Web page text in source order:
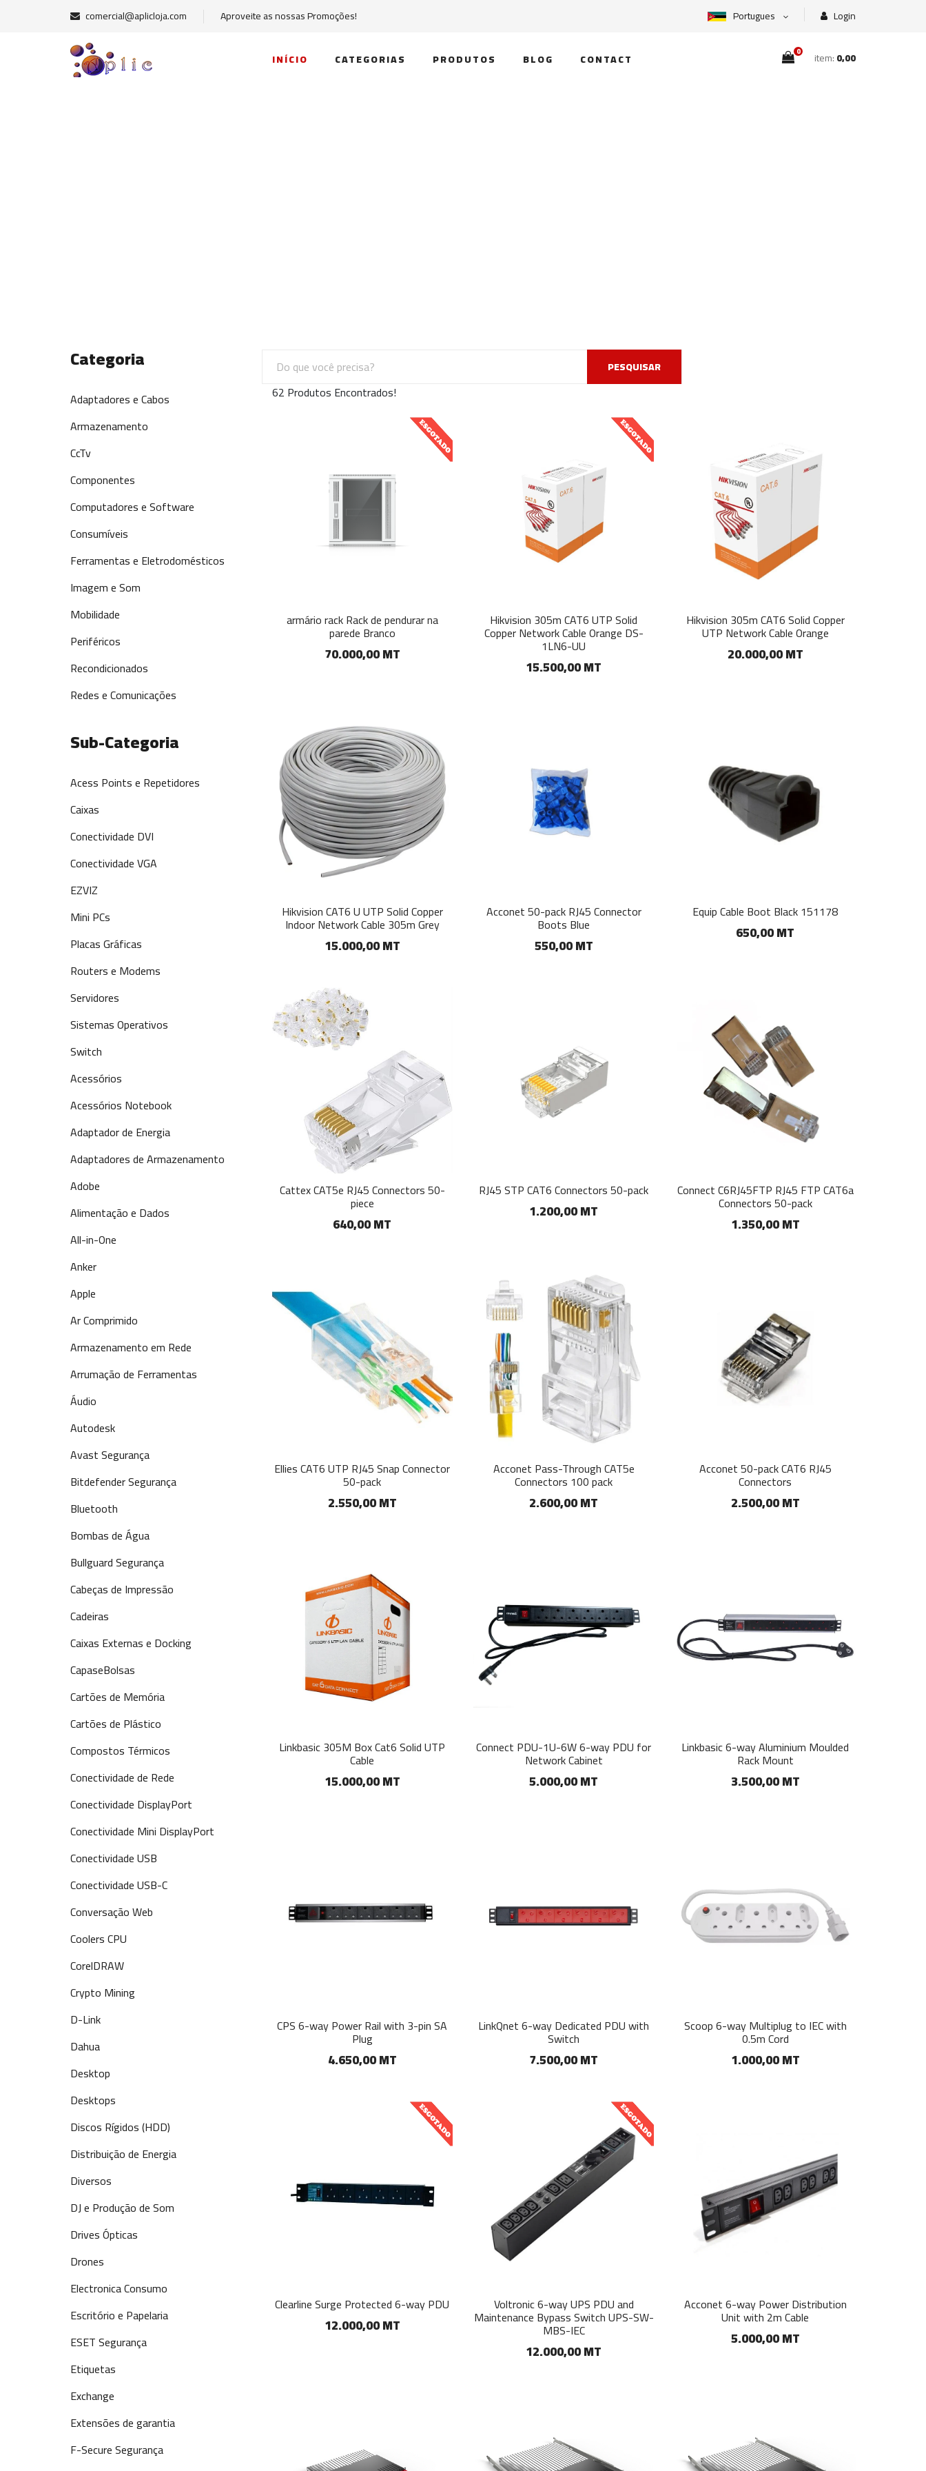
comercial@aplicloja.com Aproveite as nossas Promoções! Portugues Login
INÍCIO CATEGORIAS PRODUTOS BLOG CONTACT 0 item:0,00
Categoria
Adaptadores e Cabos
Armazenamento
CcTv
Componentes
Computadores e Software
Consumíveis
Ferramentas e Eletrodomésticos
Imagem e Som
Mobilidade
Periféricos
Recondicionados
Redes e Comunicações
Sub-Categoria
Acess Points e Repetidores
Caixas
Conectividade DVI
Conectividade VGA
EZVIZ
Mini PCs
Placas Gráficas
Routers e Modems
Servidores
Sistemas Operativos
Switch
Acessórios
Acessórios Notebook
Adaptador de Energia
Adaptadores de Armazenamento
Adobe
Alimentação e Dados
All-in-One
Anker
Apple
Ar Comprimido
Armazenamento em Rede
Arrumação de Ferramentas
Áudio
Autodesk
Avast Segurança
Bitdefender Segurança
Bluetooth
Bombas de Água
Bullguard Segurança
Cabeças de Impressão
Cadeiras
Caixas Externas e Docking
CapaseBolsas
Cartões de Memória
Cartões de Plástico
Compostos Térmicos
Conectividade de Rede
Conectividade DisplayPort
Conectividade Mini DisplayPort
Conectividade USB
Conectividade USB-C
Conversação Web
Coolers CPU
CorelDRAW
Crypto Mining
D-Link
Dahua
Desktop
Desktops
Discos Rígidos (HDD)
Distribuição de Energia
Diversos
DJ e Produção de Som
Drives Ópticas
Drones
Electronica Consumo
Escritório e Papelaria
ESET Segurança
Etiquetas
Exchange
Extensões de garantia
F-Secure Segurança
PESQUISAR
62 Produtos Encontrados!
armário rack Rack de pendurar na
parede Branco
70.000,00 MT
Hikvision 305m CAT6 UTP Solid
Copper Network Cable Orange DS-
1LN6-UU
15.500,00 MT
Hikvision 305m CAT6 Solid Copper
UTP Network Cable Orange
20.000,00 MT
Hikvision CAT6 U UTP Solid Copper
Indoor Network Cable 305m Grey
15.000,00 MT
Acconet 50-pack RJ45 Connector
Boots Blue
550,00 MT
Equip Cable Boot Black 151178
650,00 MT
Cattex CAT5e RJ45 Connectors 50-
piece
640,00 MT
RJ45 STP CAT6 Connectors 50-pack
1.200,00 MT
Connect C6RJ45FTP RJ45 FTP CAT6a
Connectors 50-pack
1.350,00 MT
Ellies CAT6 UTP RJ45 Snap Connector
50-pack
2.550,00 MT
Acconet Pass-Through CAT5e
Connectors 100 pack
2.600,00 MT
Acconet 50-pack CAT6 RJ45
Connectors
2.500,00 MT
Linkbasic 305M Box Cat6 Solid UTP
Cable
15.000,00 MT
Connect PDU-1U-6W 6-way PDU for
Network Cabinet
5.000,00 MT
Linkbasic 6-way Aluminium Moulded
Rack Mount
3.500,00 MT
CPS 6-way Power Rail with 3-pin SA
Plug
4.650,00 MT
LinkQnet 6-way Dedicated PDU with
Switch
7.500,00 MT
Scoop 6-way Multiplug to IEC with
0.5m Cord
1.000,00 MT
Clearline Surge Protected 6-way PDU
12.000,00 MT
Voltronic 6-way UPS PDU and
Maintenance Bypass Switch UPS-SW-
MBS-IEC
12.000,00 MT
Acconet 6-way Power Distribution
Unit with 2m Cable
5.000,00 MT